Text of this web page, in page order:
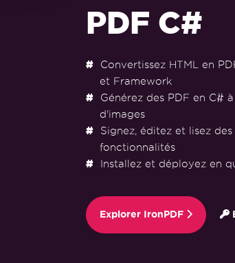
PDF C#
Convertissez HTML en
et Framework
Générez des PDF en C#
d'images
Signez, éditez et lisez
fonctionnalités
Installez et déployez en
Explorer IronPDF